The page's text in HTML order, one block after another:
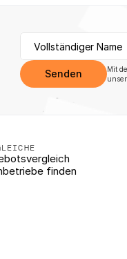
Senden
Mit
finden